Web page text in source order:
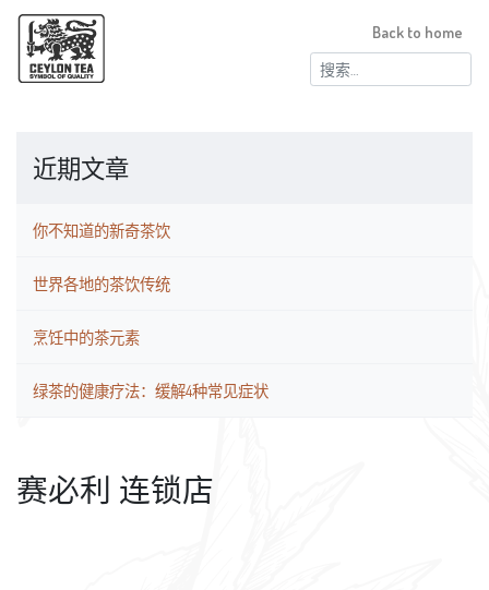
搜
索：
Back to home
近期文章
你不知道的新奇茶饮
世界各地的茶饮传统
烹饪中的茶元素
绿茶的健康疗法：缓解4种常见症状
赛必利 连锁店